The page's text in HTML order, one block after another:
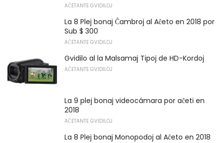
AĈETANTE GVIDILOJ
La 8 Plej bonaj Ĉambroj al Aĉeto en 2018 por
Sub $ 300
AĈETANTE GVIDILOJ
Gvidilo al la Malsamaj Tipoj de HD-Kordoj
AĈETANTE GVIDILOJ
La 9 plej bonaj videocámara por aĉeti en
2018
AĈETANTE GVIDILOJ
La 8 Plej bonaj Monopodoj al Aĉeto en 2018